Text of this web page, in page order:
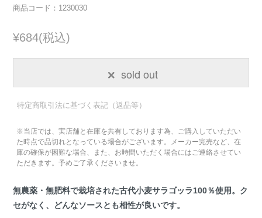
商品コード：1230030
¥684(税込)
sold out
特定商取引法に基づく表記（返品等）
※当店では、実店舗と在庫を共有しております為、ご購入していただい
た時点で品切れとなっている場合がございます。メーカー完売など、在
庫の確保が困難な場合、また、お時間いただく場合にはご連絡させてい
ただきます。予めご了承くださいませ。
無農薬・無肥料で栽培された古代小麦サラゴッラ100％使用。ク
セがなく、どんなソースとも相性が良いです。